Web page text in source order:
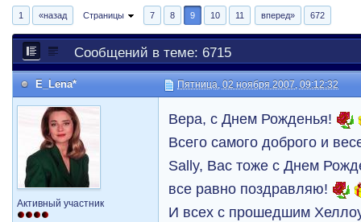
1 «назад Страницы 7 8 9 10 11 вперед» 672
Сообщений в теме: 6715
E_Lena* Пятница, 02 ноября 2007, 09:12:32
Активный участник
Вера, с Днем Рожденья!
Всего самого доброго и
Sally, Вас тоже с Днем
все равно поздравляю!
И всех с прошедшим